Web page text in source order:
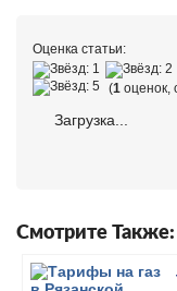
Оценка статьи:
(1 оценок,
Загрузка...
Смотрите Также: